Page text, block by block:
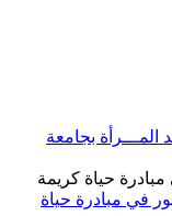
بجامعة
حياة كريمة
في مبادرة حياة